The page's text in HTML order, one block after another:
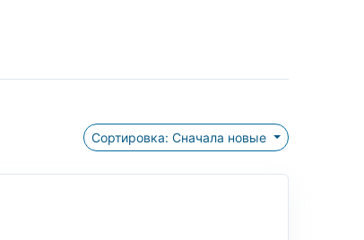
Сортировка: Сначала новые